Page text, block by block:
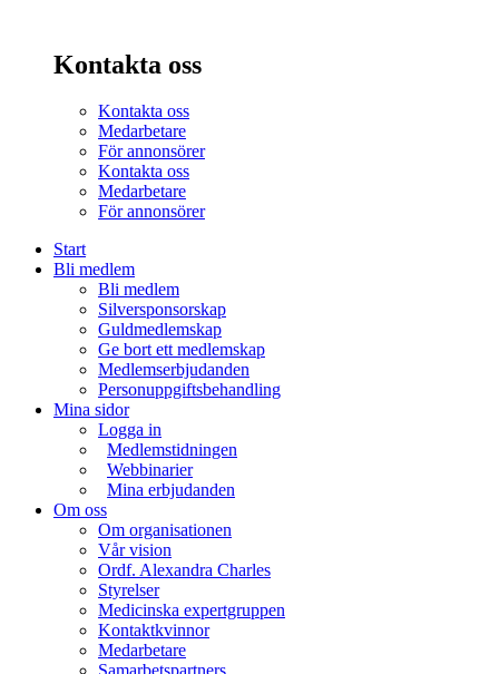
Kontakta oss
Kontakta oss
Medarbetare
För annonsörer
Kontakta oss
Medarbetare
För annonsörer
Start
Bli medlem
Bli medlem
Silversponsorskap
Guldmedlemskap
Ge bort ett medlemskap
Medlemserbjudanden
Personuppgiftsbehandling
Mina sidor
Logga in
Medlemstidningen
Webbinarier
Mina erbjudanden
Om oss
Om organisationen
Vår vision
Ordf. Alexandra Charles
Styrelser
Medicinska expertgruppen
Kontaktkvinnor
Medarbetare